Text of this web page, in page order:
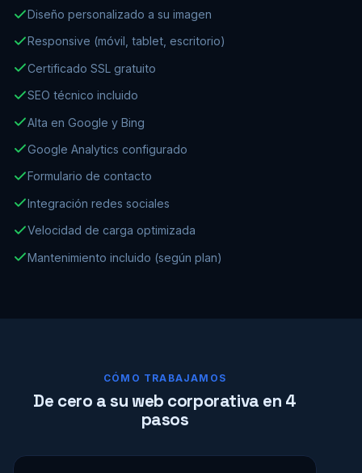
Diseño personalizado a su imagen
Responsive (móvil, tablet, escritorio)
Certificado SSL gratuito
SEO técnico incluido
Alta en Google y Bing
Google Analytics configurado
Formulario de contacto
Integración redes sociales
Velocidad de carga optimizada
Mantenimiento incluido (según plan)
CÓMO TRABAJAMOS
De cero a su web corporativa en 4
pasos